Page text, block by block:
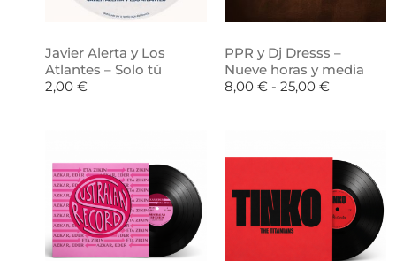
Javier Alerta y Los
Atlantes – Solo tú
2,00 €
PPR y Dj Dresss –
Nueve horas y media
8,00 € - 25,00 €